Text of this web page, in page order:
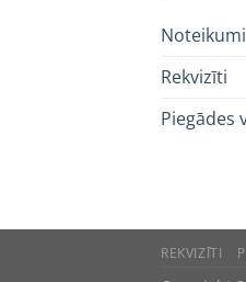
Noteikumi
Rekvizīti
Piegādes
REKVIZĪTI